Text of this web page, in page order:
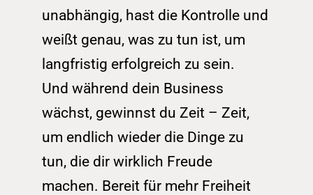
unabhängig, hast die Kontrolle und
weißt genau, was zu tun ist, um
langfristig erfolgreich zu sein.
Und während dein Business
wächst, gewinnst du Zeit – Zeit,
um endlich wieder die Dinge zu
tun, die dir wirklich Freude
machen. Bereit für mehr Freiheit